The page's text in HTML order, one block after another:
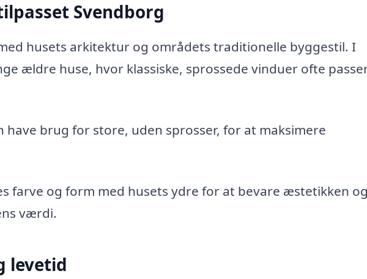
Svendborg
husets arkitektur og områdets traditionelle byggestil. I
ældre huse, hvor klassiske, sprossede vinduer ofte
have brug for store, uden sprosser, for at maksimere
farve og form med husets ydre for at bevare æstetikken
værdi.
levetid